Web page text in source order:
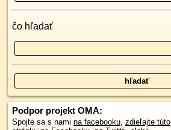
čo hľadať
Podpor projekt OMA:
Spojte sa s nami na facebooku, zdieľajte túto